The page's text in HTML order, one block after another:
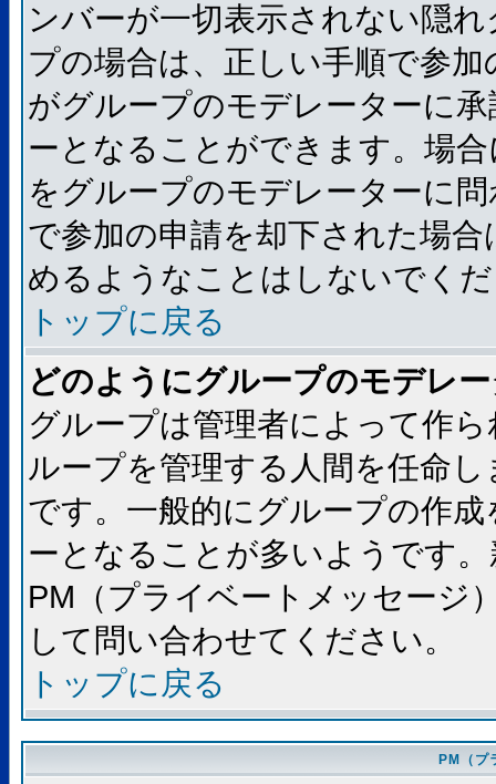
ンバーが一切表示されない隠
プの場合は、正しい手順で参
がグループのモデレーターに
ーとなることができます。場
をグループのモデレーターに
で参加の申請を却下された場
めるようなことはしないでく
トップに戻る
どのようにグループのモデレ
グループは管理者によって作
ループを管理する人間を任命
です。一般的にグループの作
ーとなることが多いようです
PM（プライベートメッセージ
して問い合わせてください。
トップに戻る
PM（プ